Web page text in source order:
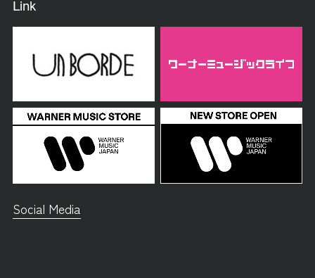
Link
Social Media